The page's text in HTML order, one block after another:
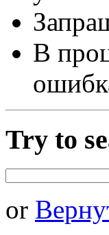
В
Try to
or